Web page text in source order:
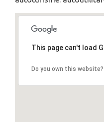
This page can't load
Do you own this website?